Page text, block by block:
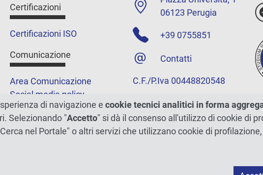
Certificazioni
Certificazioni ISO
Comunicazione
Area Comunicazione
Social media policy
Podcast
Merchandising e shop
5xmille
06123 Perugia
+39 0755851
Contatti
C.F./P.Iva 00448820548
di navigazione e cookie tecnici analitici in forma
Selezionando "Accetto" si dà il consenso all'utilizzo di cookie di
nel Portale" o altri servizi che utilizzano cookie di